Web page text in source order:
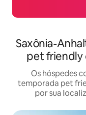
Saxônia-
pet friendly
Os hóspedes
temporada pet
por sua